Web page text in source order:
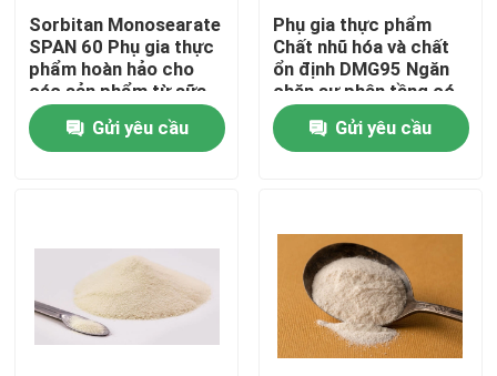
Về chúng tôi
Tham quan nhà máy
Kiểm soát chất lượng
Tin tức
Sorbitan Monosearate
SPAN 60 Phụ gia thực
phẩm hoàn hảo cho
các sản phẩm từ sữa
Tăng tính ổn định và
nhũ hóaGửi yêu cầu
Phụ gia thực phẩm
Chất nhũ hóa và chất
ổn định DMG95 Ngăn
chặn sự phân tầng có
thể xảy ra trong sữa
Gửi yêu cầu